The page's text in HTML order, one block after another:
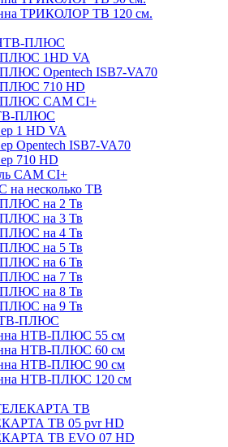
ТРИКОЛОР ТВ 120 см.
НТВ-ПЛЮС
1HD VA
Opentech ISB7-VA70
710 HD
CAM CI+
ПЛЮС
1 HD VA
Opentech ISB7-VA70
710 HD
CAM CI+
несколько ТВ
на 2 Тв
на 3 Тв
на 4 Тв
на 5 Тв
на 6 Тв
на 7 Тв
на 8 Тв
на 9 Тв
ПЛЮС
НТВ-ПЛЮС 55 см
НТВ-ПЛЮС 60 см
НТВ-ПЛЮС 90 см
НТВ-ПЛЮС 120 см
ТВ
ТВ 05 pvr HD
ТВ EVO 07 HD